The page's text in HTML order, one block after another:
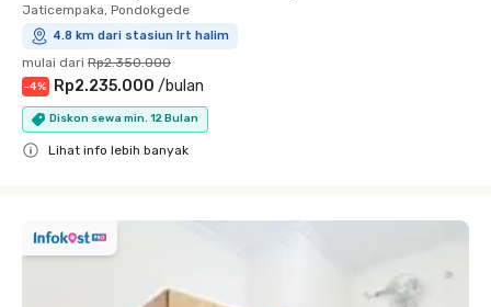
Jaticempaka, Pondokgede
4.8 km dari stasiun lrt halim
mulai dari Rp2.350.000
-4% Rp2.235.000 /bulan
Diskon sewa min. 12 Bulan
Lihat info lebih banyak